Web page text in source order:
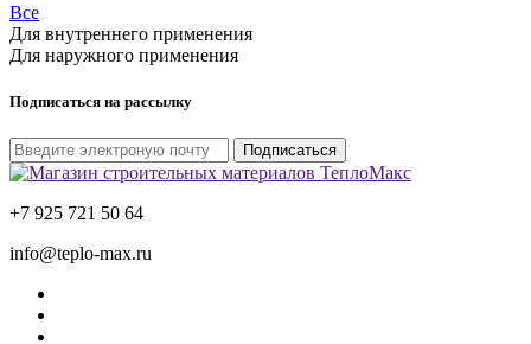
Все
Для внутреннего применения
Для наружного применения
Подписаться на рассылку
Подписаться
+7 925 721 50 64
info@teplo-max.ru